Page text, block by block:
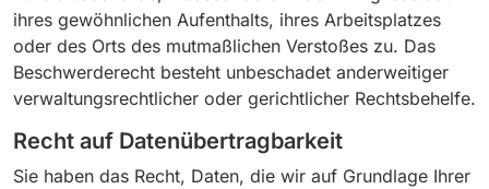
ihres gewöhnlichen Aufenthalts, ihres Arbeitsplatzes
oder des Orts des mutmaßlichen Verstoßes zu. Das
Beschwerderecht besteht unbeschadet anderweitiger
verwaltungsrechtlicher oder gerichtlicher Rechtsbehelfe.
Recht auf Daten­übertrag­barkeit
Sie haben das Recht, Daten, die wir auf Grundlage Ihrer